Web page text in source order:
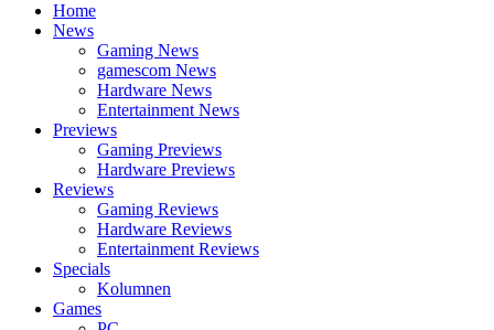
Home
News
Gaming News
gamescom News
Hardware News
Entertainment News
Previews
Gaming Previews
Hardware Previews
Reviews
Gaming Reviews
Hardware Reviews
Entertainment Reviews
Specials
Kolumnen
Games